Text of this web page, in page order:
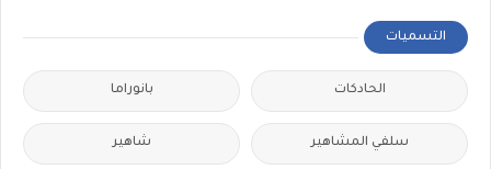
التسميات
الحادكات بانوراما
سلفي المشاهير شاهير